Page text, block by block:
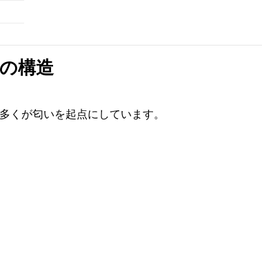
構造
くが匂いを起点にしています。